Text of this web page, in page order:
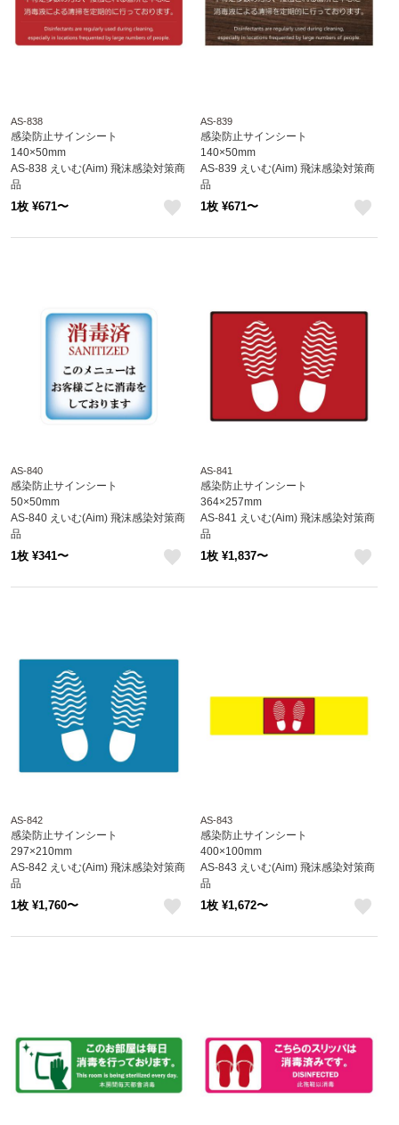
AS-838
感染防止サインシート
140×50mm
AS-838 えいむ(Aim) 飛沫感染対策商
品
1枚 ¥671〜
AS-839
感染防止サインシート
140×50mm
AS-839 えいむ(Aim) 飛沫感染対策商
品
1枚 ¥671〜
AS-840
感染防止サインシート
50×50mm
AS-840 えいむ(Aim) 飛沫感染対策商
品
1枚 ¥341〜
AS-841
感染防止サインシート
364×257mm
AS-841 えいむ(Aim) 飛沫感染対策商
品
1枚 ¥1,837〜
AS-842
感染防止サインシート
297×210mm
AS-842 えいむ(Aim) 飛沫感染対策商
品
1枚 ¥1,760〜
AS-843
感染防止サインシート
400×100mm
AS-843 えいむ(Aim) 飛沫感染対策商
品
1枚 ¥1,672〜